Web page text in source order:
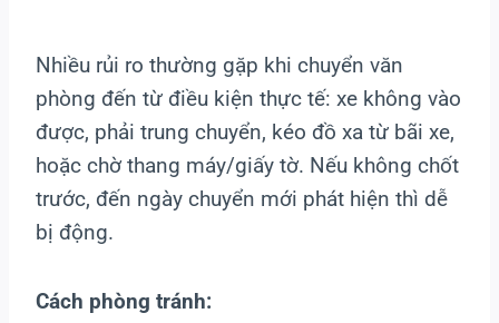
Nhiều rủi ro thường gặp khi chuyển văn
phòng đến từ điều kiện thực tế: xe không vào
được, phải trung chuyển, kéo đồ xa từ bãi xe,
hoặc chờ thang máy/giấy tờ. Nếu không chốt
trước, đến ngày chuyển mới phát hiện thì dễ
bị động.
Cách phòng tránh: